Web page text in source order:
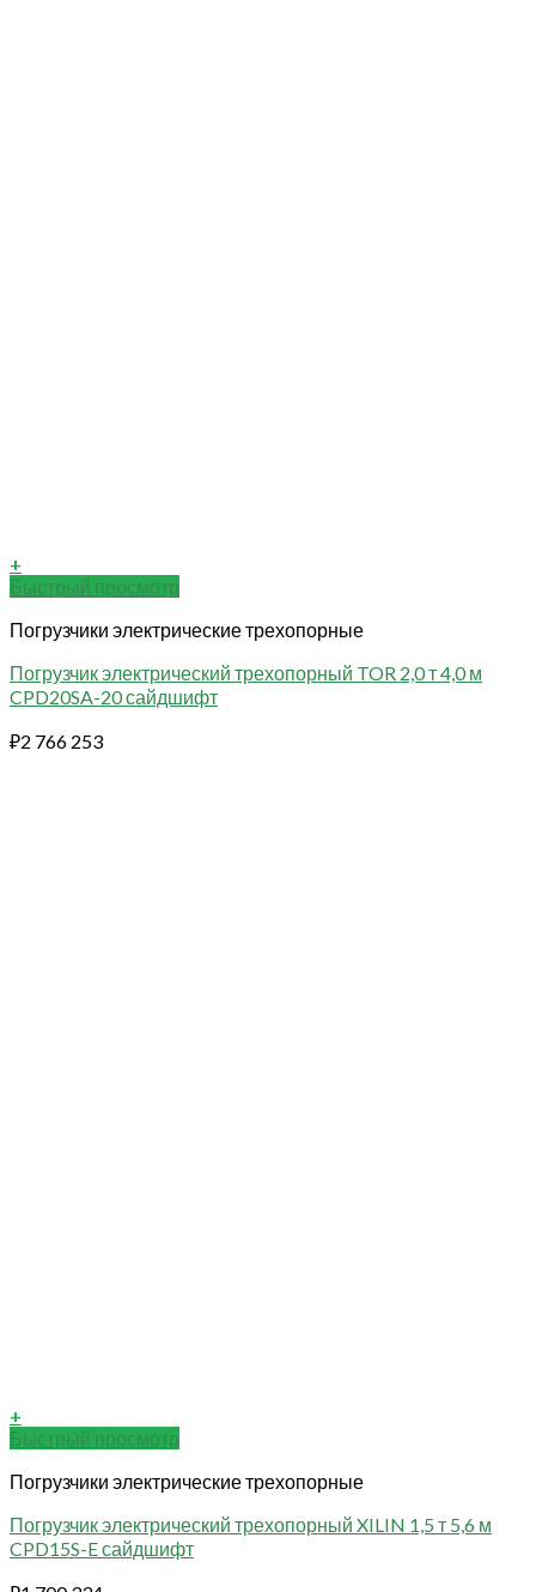
+
Быстрый просмотр
Погрузчики электрические трехопорные
Погрузчик электрический трехопорный TOR 2,0 т 4,0 м
CPD20SA-20 сайдшифт
₽2 766 253
+
Быстрый просмотр
Погрузчики электрические трехопорные
Погрузчик электрический трехопорный XILIN 1,5 т 5,6 м
CPD15S-E сайдшифт